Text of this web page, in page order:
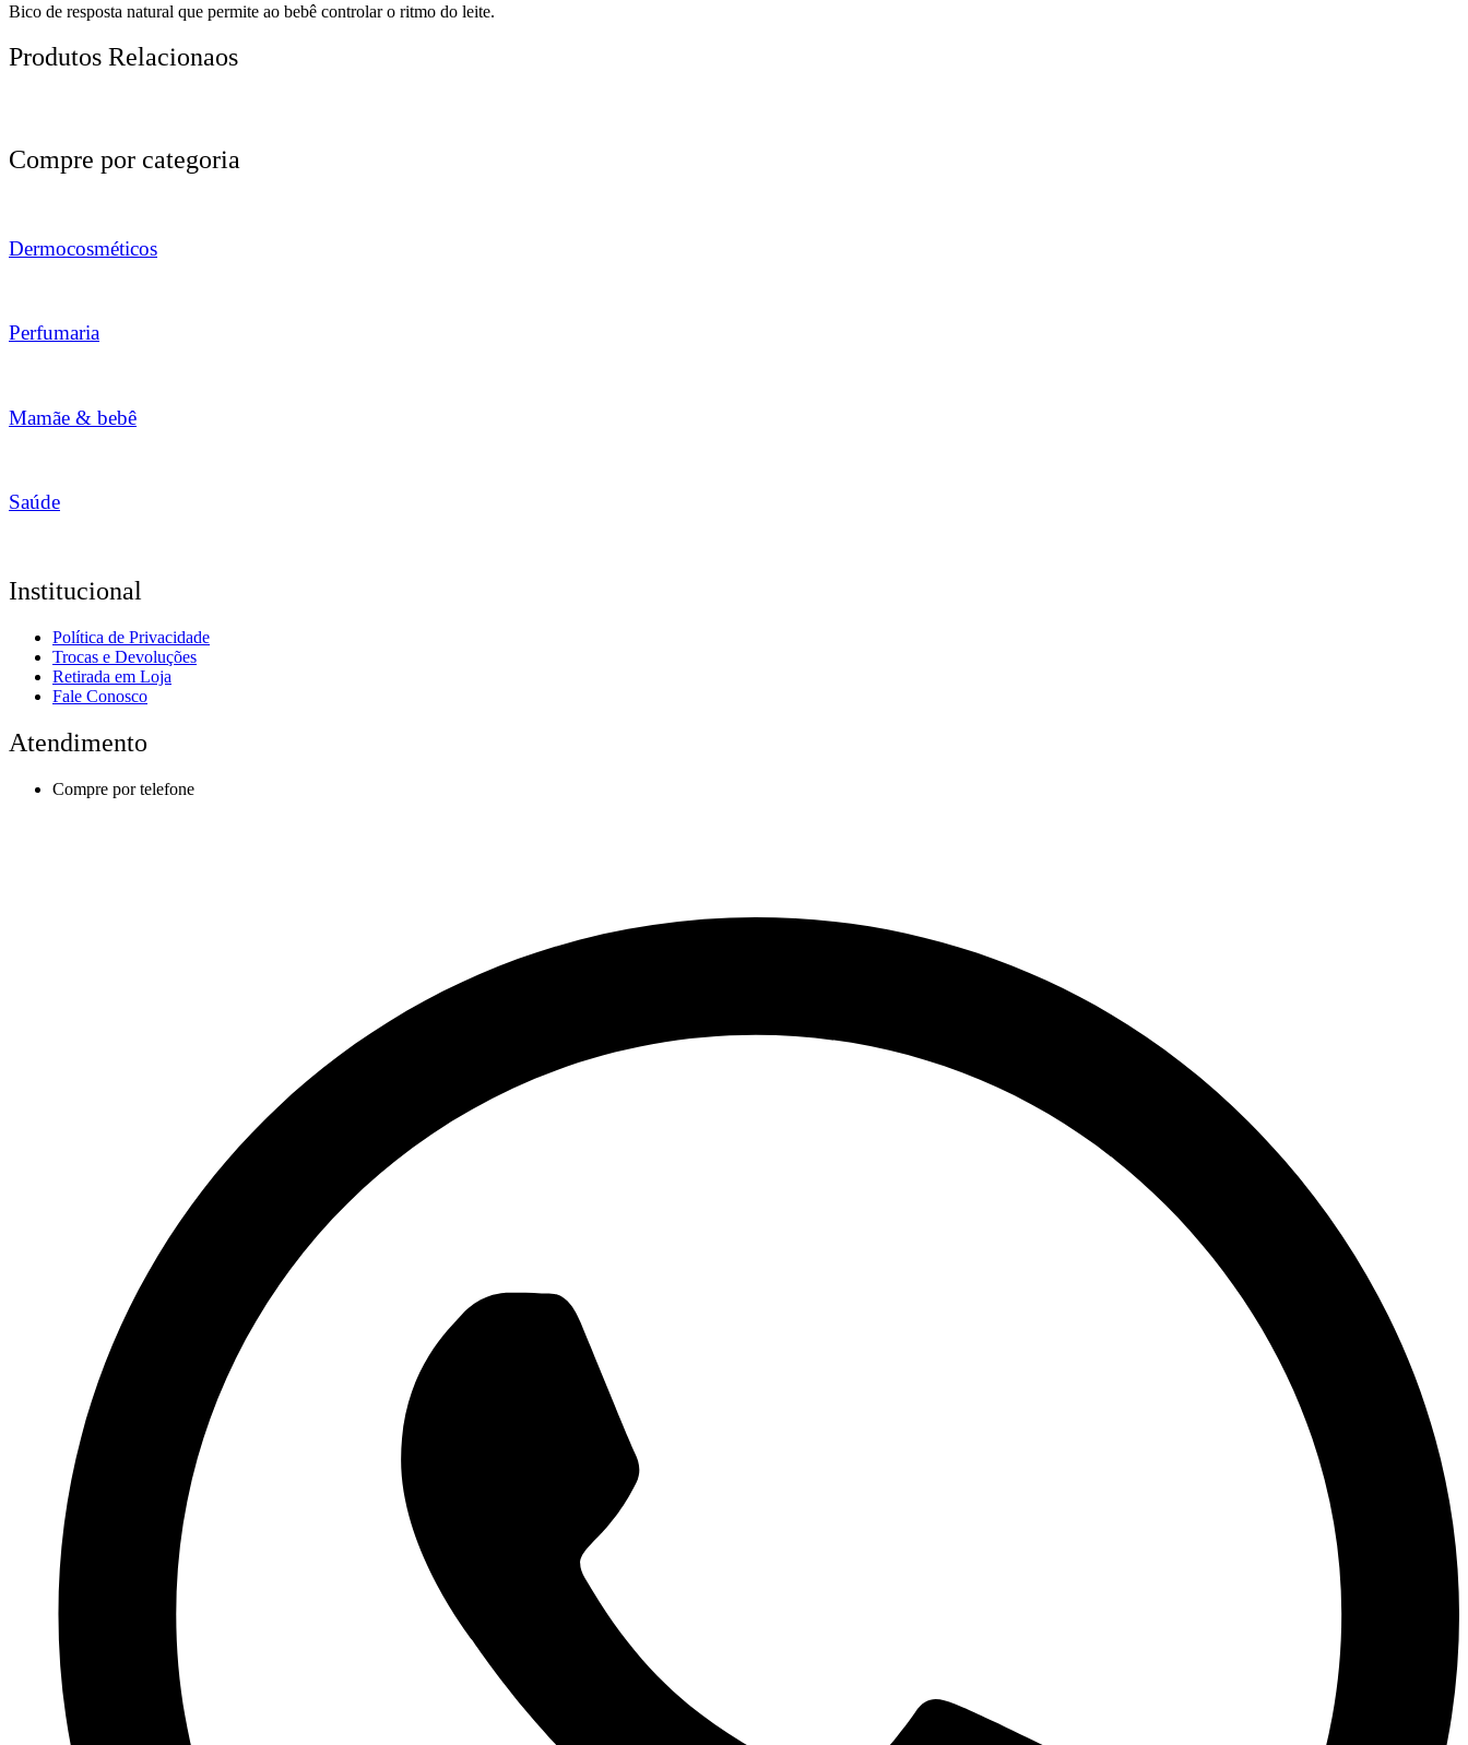
Bico de resposta natural que permite ao bebê controlar o ritmo do leite.
Produtos Relacionaos
Compre por categoria
Dermocosméticos
Perfumaria
Mamãe & bebê
Saúde
Institucional
Política de Privacidade
Trocas e Devoluções
Retirada em Loja
Fale Conosco
Atendimento
Compre por telefone